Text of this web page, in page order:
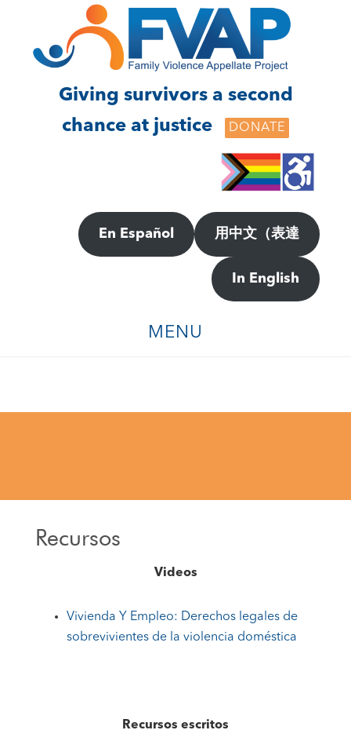
footer
Giving survivors a second
chance at justice
DONATE
En Español 用中文（表達
In English
MENU
Recursos
Videos
Vivienda Y Empleo: Derechos legales de
sobrevivientes de la violencia doméstica
Recursos escritos